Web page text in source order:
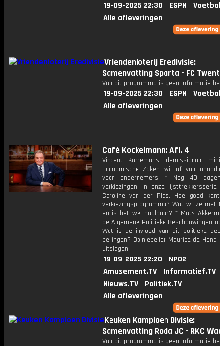
19-09-2025 22:30 ESPN
Alle afleveringen
Vriendenloterij Eredivisie:
Samenvatting Sparta - FC
Van dit programma is geen informatie
19-09-2025 22:30 ESPN
Alle afleveringen
Café Kockelmann: Afl. 4
Vincent Karremans, demissionair
Economische Zaken wil af van
voor ondernemers. * Nog 40
verkiezingen. In onze lijsttrekkersserie
Caroline van der Plas. Hoe goed
verkiezingsprogramma? Wat wil ze met
en is het wel haalbaar? * Mats
de Algemene Politieke Beschouwingen
Wat is de invloed van dit politieke
peilingen? Opiniepeiler Maurice de
uitslagen.
19-09-2025 22:20
NPO2
Amusement.TV
Informatief.TV
Nieuws.TV
Politiek.TV
Alle afleveringen
Keuken Kampioen Divisie:
Samenvatting Roda JC - RKC
Van dit programma is geen informatie